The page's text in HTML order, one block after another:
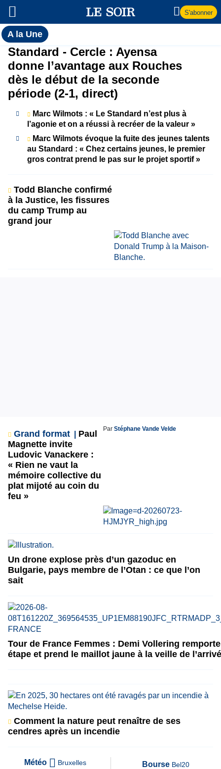
S'abonner
A la UneToutes
l'actualité
du Soir
A
la
Une
Standard - Cercle : Ayensa
donne l’avantage aux Rouches
dès le début de la seconde
période (2-1, direct)
Marc Wilmots : « Le Standard n’est plus à
l’agonie et on a réussi à recréer de la valeur »
Marc Wilmots évoque la fuite des jeunes talents
au Standard : « Chez certains jeunes, le premier
gros contrat prend le pas sur le projet sportif »
Todd Blanche confirmé
à la Justice, les fissures
du camp Trump au
grand jour
Grand format
Paul
Magnette invite
Ludovic Vanackere :
« Rien ne vaut la
mémoire collective du
plat mijoté au coin du
feu »
Par Stéphane Vande Velde
Un drone explose près d’un gazoduc en
Bulgarie, pays membre de l’Otan : ce que l’on
sait
Tour de France Femmes : Demi Vollering
étape et prend le maillot jaune à la veille de
Comment la nature peut renaître de ses
cendres après un incendie
Météo Bruxelles Bourse Bel20